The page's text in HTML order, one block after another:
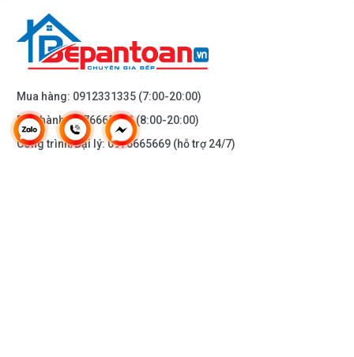
Mua hàng: 0912331335 (7:00-20:00)
Bảo hành:0976665669(8:00-20:00)
Công trình/Đại lý:0976665669 (hỗ trợ 24/7)